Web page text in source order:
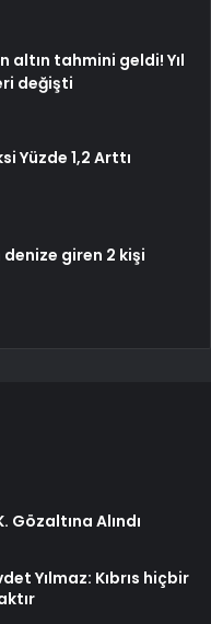
altın tahmini geldi! Yıl
değişti
Yüzde 1,2 Arttı
giren 2 kişi
Gözaltına Alındı
Yılmaz: Kıbrıs hiçbir